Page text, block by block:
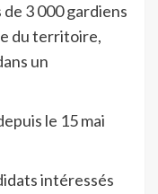
3 000 gardiens
du territoire,
un
le 15 mai
intéressés